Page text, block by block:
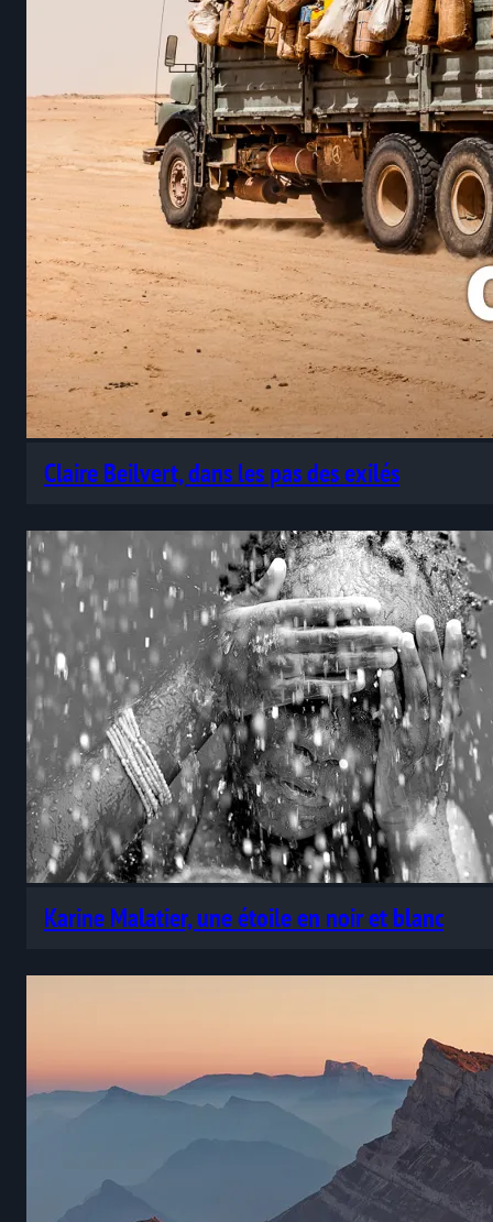
Claire Beilvert, dans les pas des exilés
Karine Malatier, une étoile en noir et blanc